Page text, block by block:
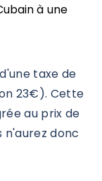
à une
taxe de
23€). Cette
au prix de
n'aurez donc